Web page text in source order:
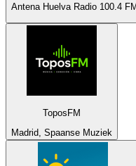
Antena Huelva Radio 100.4 FM
ToposFM
Madrid, Spaanse Muziek